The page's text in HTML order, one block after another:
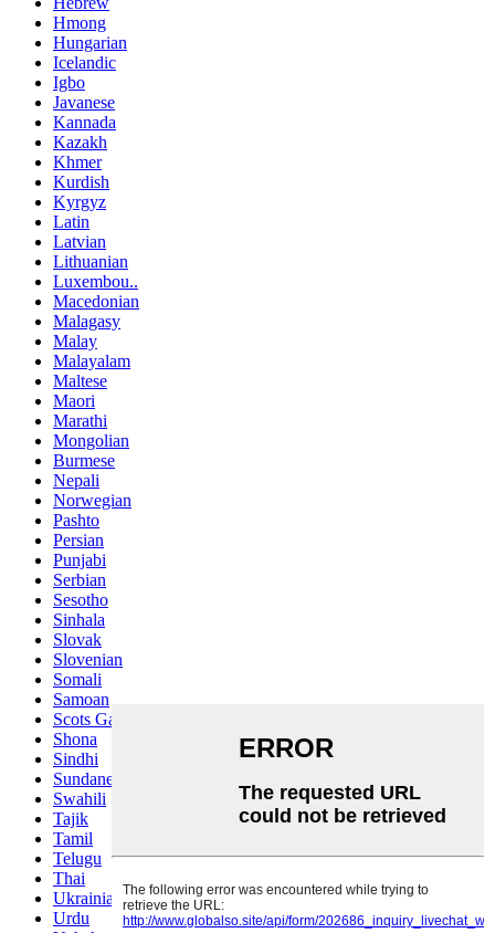
Hmong
Hungarian
Icelandic
Igbo
Javanese
Kannada
Kazakh
Khmer
Kurdish
Kyrgyz
Latin
Latvian
Lithuanian
Luxembou..
Macedonian
Malagasy
Malay
Malayalam
Maltese
Maori
Marathi
Mongolian
Burmese
Nepali
Norwegian
Pashto
Persian
Punjabi
Serbian
Sesotho
Sinhala
Slovak
Slovenian
Somali
Samoan
Scots Gaelic
Shona
Sindhi
Sundanese
Swahili
Tajik
Tamil
Telugu
Thai
Ukrainian
Urdu